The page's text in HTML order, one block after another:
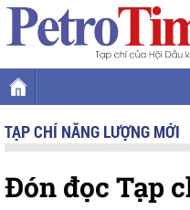
TẠP CHÍ NĂNG LƯỢNG MỚI
Đón đọc Tạp